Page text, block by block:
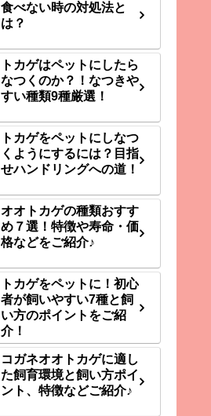
食べない時の対処法と
は？
トカゲはペットにしたら
なつくのか？！なつきや
すい種類9種厳選！
トカゲをペットにしなつ
くようにするには？目指
せハンドリングへの道！
オオトカゲの種類おすす
め７選！特徴や寿命・価
格などをご紹介♪
トカゲをペットに！初心
者が飼いやすい7種と飼
い方のポイントをご紹
介！
コガネオオトカゲに適し
た飼育環境と飼い方ポイ
ント、特徴などご紹介♪